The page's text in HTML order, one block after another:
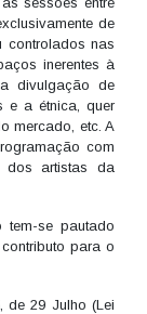
de
controlados nas
inerentes à
divulgação de
e a étnica, quer
mercado, etc. A
com
dos artistas da
se pautado
para o
de 29 Julho (Lei